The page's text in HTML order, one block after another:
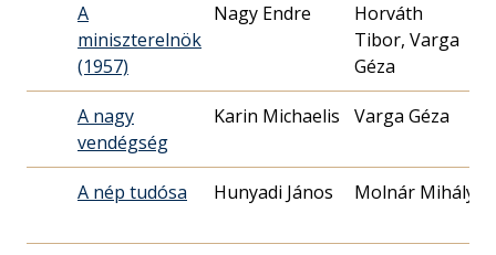
A
miniszterelnök
(1957)
Nagy Endre
Horváth
Tibor‏‎, Varga
Géza
A nagy
vendégség
Karin Michaelis Varga Géza
A nép tudósa Hunyadi János Molnár Mihály